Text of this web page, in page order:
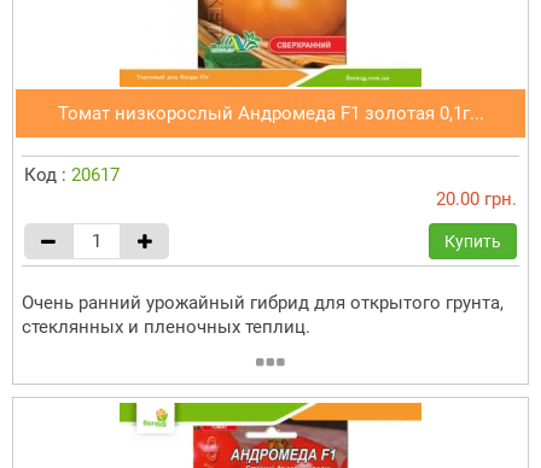
Томат низкорослый Андромеда F1 золотая 0,1г...
Код : 20617
20.00 грн.
Купить
Очень ранний урожайный гибрид для открытого грунта,
стеклянных и пленочных теплиц.